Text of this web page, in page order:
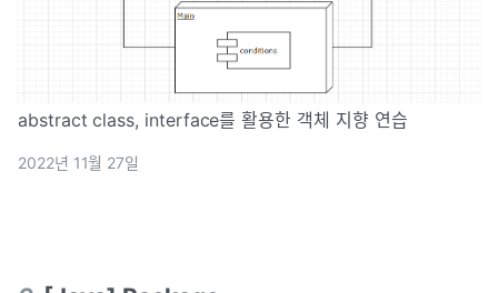
abstract class, interface를 활용한 객체 지향 연습
2022년 11월 27일